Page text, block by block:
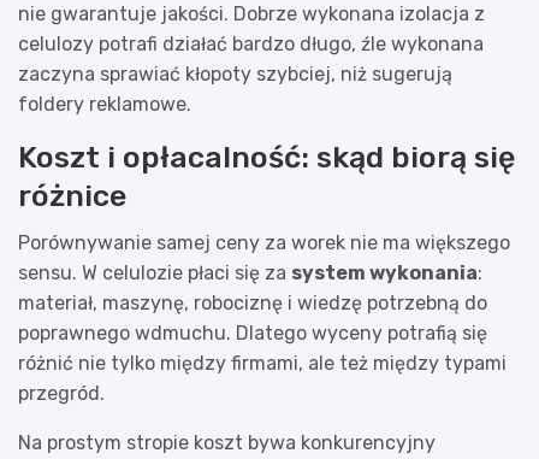
nie gwarantuje jakości. Dobrze wykonana izolacja z
celulozy potrafi działać bardzo długo, źle wykonana
zaczyna sprawiać kłopoty szybciej, niż sugerują
foldery reklamowe.
Koszt i opłacalność: skąd biorą się
różnice
Porównywanie samej ceny za worek nie ma większego
sensu. W celulozie płaci się za system wykonania:
materiał, maszynę, robociznę i wiedzę potrzebną do
poprawnego wdmuchu. Dlatego wyceny potrafią się
różnić nie tylko między firmami, ale też między typami
przegród.
Na prostym stropie koszt bywa konkurencyjny